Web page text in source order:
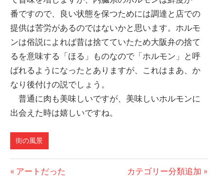
番ですので、良い状態を保つためには調達と店での
提供は苦労があるのではないかと思います。ホルモ
ンは俗説によれば昔は捨てていたため大阪弁の捨て
るを意味する「ほる」ものなので「ホルモン」と呼
ばれるようになったとありますが、これはまあ、か
なり後付けの説でしょう。
普通に肉も美味しいですが、美味しいホルモンに
出会えた時は嬉しいですね。
街の風景
前
アートだった
次
カテゴリー分類追加